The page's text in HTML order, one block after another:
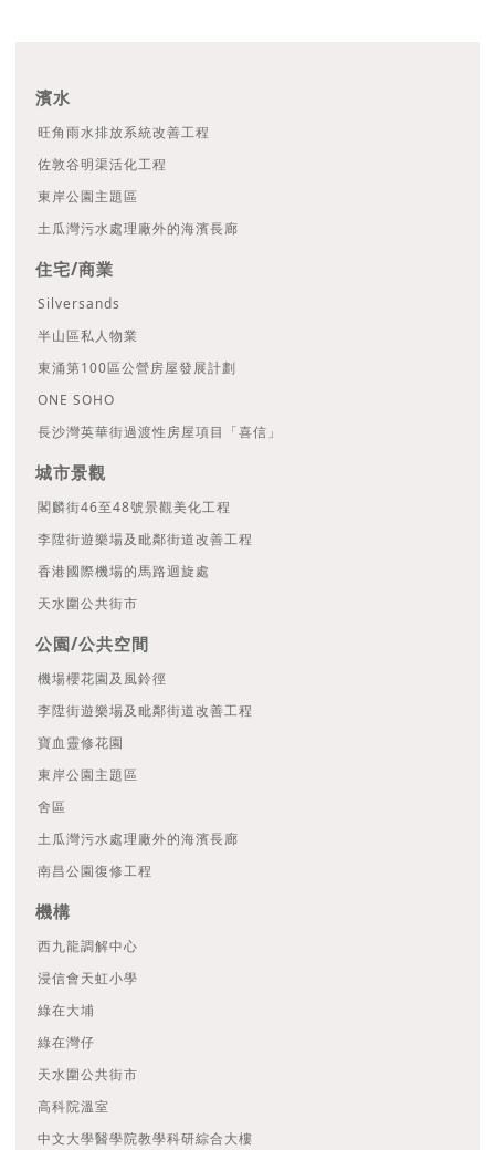
濱水
旺角雨水排放系統改善工程
佐敦谷明渠活化工程
東岸公園主題區
土瓜灣污水處理廠外的海濱長廊
住宅/商業
Silversands
半山區私人物業
東涌第100區公營房屋發展計劃
ONE SOHO
長沙灣英華街過渡性房屋項目「喜信」
城市景觀
閣麟街46至48號景觀美化工程
李陞街遊樂場及毗鄰街道改善工程
香港國際機場的馬路迴旋處
天水圍公共街市
公園/公共空間
機場櫻花園及風鈴徑
李陞街遊樂場及毗鄰街道改善工程
寶血靈修花園
東岸公園主題區
舍區
土瓜灣污水處理廠外的海濱長廊
南昌公園復修工程
機構
西九龍調解中心
浸信會天虹小學
綠在大埔
綠在灣仔
天水圍公共街市
高科院溫室
中文大學醫學院教學科研綜合大樓